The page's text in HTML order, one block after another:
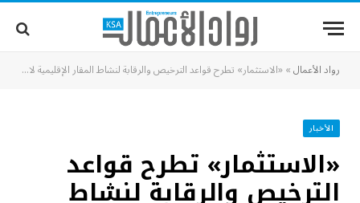
رواد الأعمال»«الاستثمار» تطرح قواعد الترخيص والرقابة لنشاط المقار الإقليمية لاستطلاع الآراء
الأخبار
«الاستثمار» تطرح قواعد
الترخيص والرقابة لنشاط